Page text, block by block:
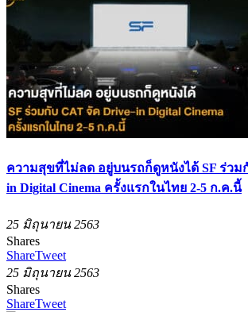
ความสุขที่ไม่ลด อยู่บนรถก็ดูหนังได้ SF ร่วม
in Digital Cinema ครั้งแรกในไทย 2-5 ก.ค.นี้
25 มิถุนายน 2563
Shares
ShareTweet
25 มิถุนายน 2563
Shares
ShareTweet